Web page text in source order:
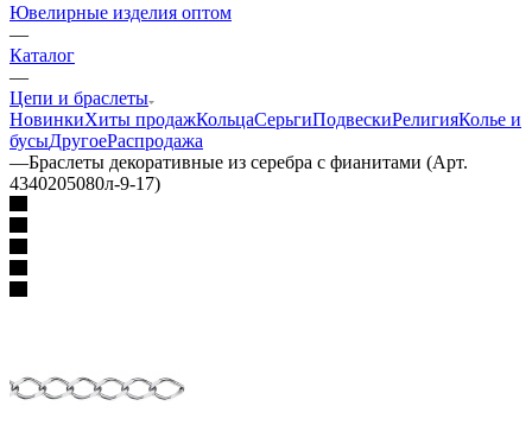
Ювелирные изделия оптом
—
Каталог
—
Цепи и браслеты
НовинкиХиты продажКольцаСерьгиПодвескиРелигияКолье и
бусыДругоеРаспродажа
—Браслеты декоративные из серебра с фианитами (Арт.
4340205080л-9-17)